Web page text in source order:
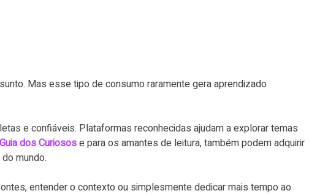
Mas esse tipo de consumo raramente gera aprendizado
e confiáveis. Plataformas reconhecidas ajudam a explorar temas
Guia dos Curiosose para os amantes de leitura, também podem adquirir
mundo.
entender o contexto ou simplesmente dedicar mais tempo ao